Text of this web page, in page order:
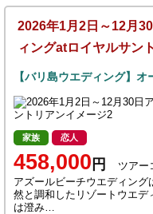
2026年1月2日～12月
ィングatロイヤルサン
【バリ島ウエディング】
家族 恋人
458,000 円
ツアー
アズールビーチウエディング
然と調和したリゾートウエデ
は澄み…